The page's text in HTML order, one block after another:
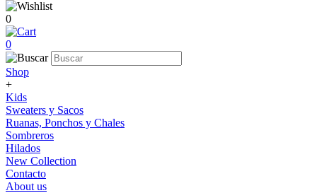
0
0
Shop
+
Kids
Sweaters y Sacos
Ruanas, Ponchos y Chales
Sombreros
Hilados
New Collection
Contacto
About us